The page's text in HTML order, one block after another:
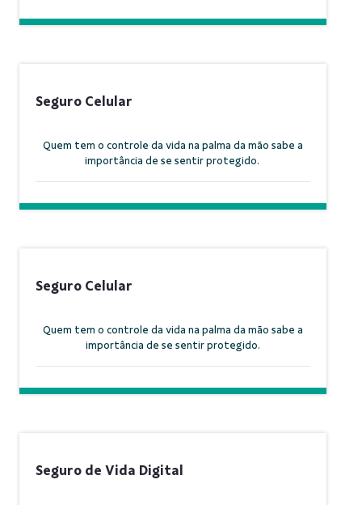
Seguro Celular
Quem tem o controle da vida na palma da mão sabe a
importância de se sentir protegido.
Seguro Celular
Quem tem o controle da vida na palma da mão sabe a
importância de se sentir protegido.
Seguro de Vida Digital